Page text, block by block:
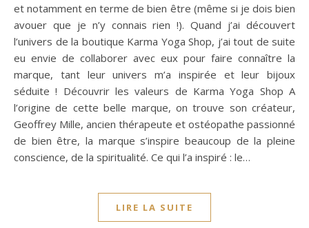
et notamment en terme de bien être (même si je dois bien
avouer que je n’y connais rien !). Quand j’ai découvert
l’univers de la boutique Karma Yoga Shop, j’ai tout de suite
eu envie de collaborer avec eux pour faire connaître la
marque, tant leur univers m’a inspirée et leur bijoux
séduite ! Découvrir les valeurs de Karma Yoga Shop A
l’origine de cette belle marque, on trouve son créateur,
Geoffrey Mille, ancien thérapeute et ostéopathe passionné
de bien être, la marque s’inspire beaucoup de la pleine
conscience, de la spiritualité. Ce qui l’a inspiré : le…
LIRE LA SUITE